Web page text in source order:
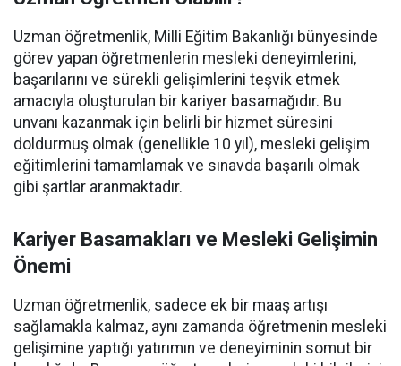
Uzman öğretmenlik, Milli Eğitim Bakanlığı bünyesinde
görev yapan öğretmenlerin mesleki deneyimlerini,
başarılarını ve sürekli gelişimlerini teşvik etmek
amacıyla oluşturulan bir kariyer basamağıdır. Bu
unvanı kazanmak için belirli bir hizmet süresini
doldurmuş olmak (genellikle 10 yıl), mesleki gelişim
eğitimlerini tamamlamak ve sınavda başarılı olmak
gibi şartlar aranmaktadır.
Kariyer Basamakları ve Mesleki Gelişimin
Önemi
Uzman öğretmenlik, sadece ek bir maaş artışı
sağlamakla kalmaz, aynı zamanda öğretmenin mesleki
gelişimine yaptığı yatırımın ve deneyiminin somut bir